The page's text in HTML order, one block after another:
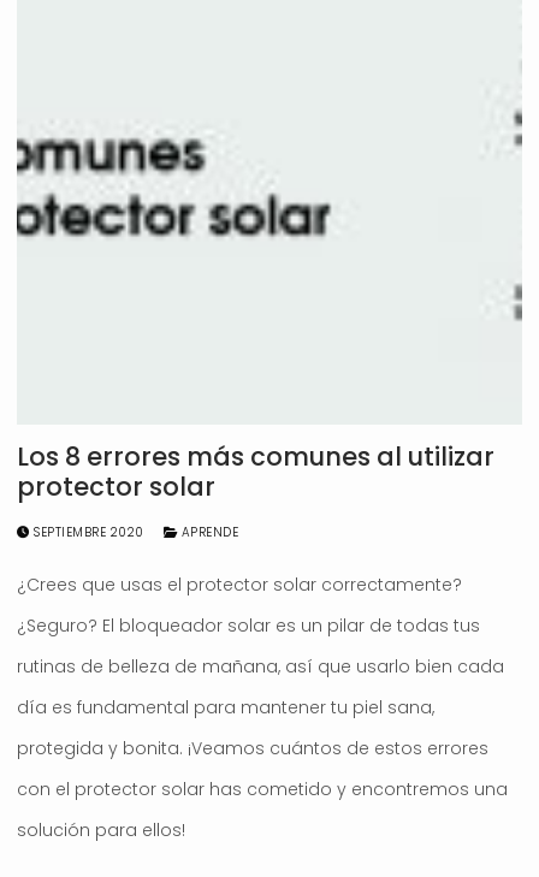
Los 8 errores más comunes al utilizar
protector solar
SEPTIEMBRE 2020 APRENDE
¿Crees que usas el protector solar correctamente?
¿Seguro? El bloqueador solar es un pilar de todas tus
rutinas de belleza de mañana, así que usarlo bien cada
día es fundamental para mantener tu piel sana,
protegida y bonita. ¡Veamos cuántos de estos errores
con el protector solar has cometido y encontremos una
solución para ellos!